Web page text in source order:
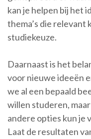
kan je helpen bij het
thema’s die relevant
studiekeuze.
Daarnaast is het
voor nieuwe ideeën
we al een bepaald
willen studeren,
andere opties kun je
Laat de resultaten